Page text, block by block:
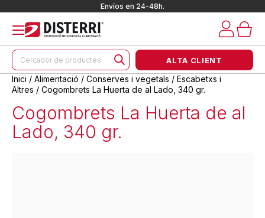
Envíos en 24-48h.
Products
search
ALTA CLIENT
Inici / Alimentació / Conserves i vegetals / Escabetxs i
Altres / Cogombrets La Huerta de al Lado, 340 gr.
Cogombrets La Huerta de al
Lado, 340 gr.